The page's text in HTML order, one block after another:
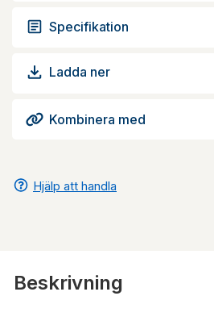
Specifikation
Ladda ner
Kombinera med
Hjälp att handla
Beskrivning